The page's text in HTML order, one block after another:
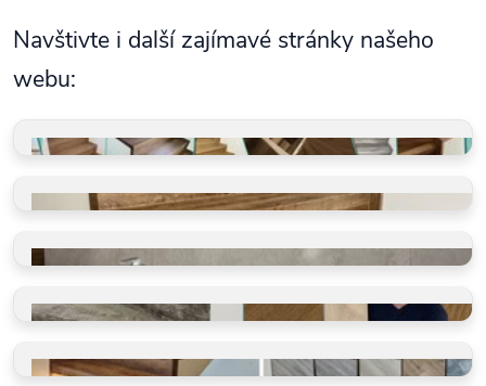
Navštivte i další zajímavé stránky našeho
webu:
Schody, koupelny, restaurace
Takto je děláme v BUKOMĚ
Ano, olepujeme i zdi
Ano, olepujeme i zdi